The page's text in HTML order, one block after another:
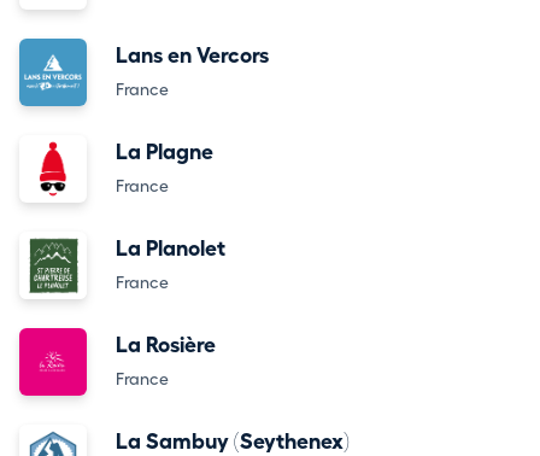
Lans en Vercors
France
La Plagne
France
La Planolet
France
La Rosière
France
La Sambuy (Seythenex)